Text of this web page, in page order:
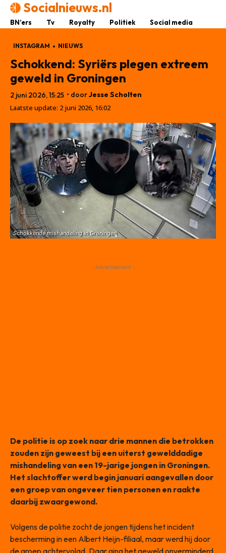
Socialnieuws.nl
BN’ers Tv Royalty Politiek Social media
INSTAGRAM NIEUWS
Schokkend: Syriërs plegen extreem
geweld in Groningen
2 juni 2026, 15:25 • doorJesse Scholten
Laatste update: 2 juni 2026, 16:02
Schokkende mishandeling in Groningen
- Advertisement -
De politie is op zoek naar drie mannen die betrokken
zouden zijn geweest bij een uiterst gewelddadige
mishandeling van een 19-jarige jongen in Groningen.
Het slachtoffer werd begin januari aangevallen door
een groep van ongeveer tien personen en raakte
daarbij zwaargewond.
Volgens de politie zocht de jongen tijdens het incident
bescherming in een Albert Heijn-filiaal, maar werd hij door